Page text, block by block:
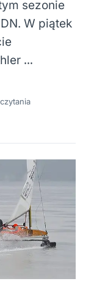
sezonie
W piątek
…